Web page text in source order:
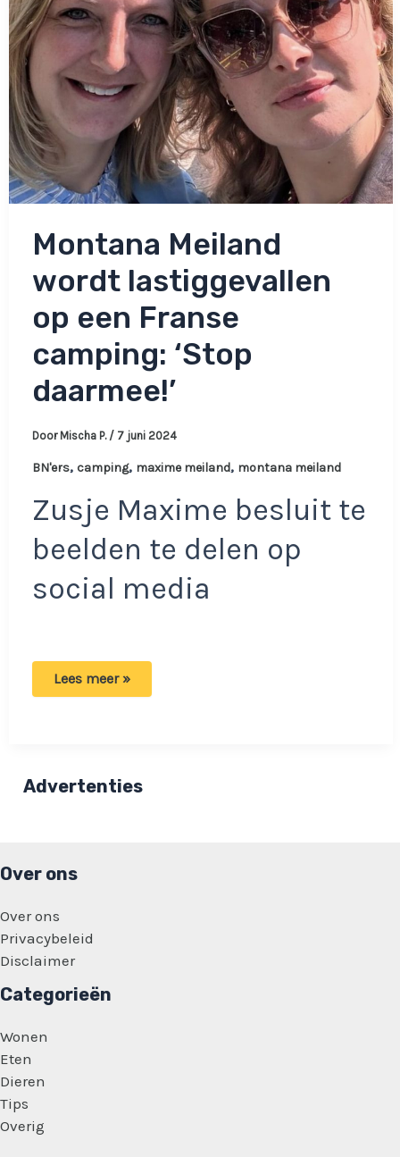
Montana Meiland
wordt lastiggevallen
op een Franse
camping: ‘Stop
daarmee!’
Door Mischa P. / 7 juni 2024
BN'ers, camping, maxime meiland, montana meiland
Zusje Maxime besluit te
beelden te delen op
social media
Montana
camping:
‘Stop
Lees meer »
Advertenties
Over ons
Over ons
Privacybeleid
Disclaimer
Categorieën
Wonen
Eten
Dieren
Tips
Overig